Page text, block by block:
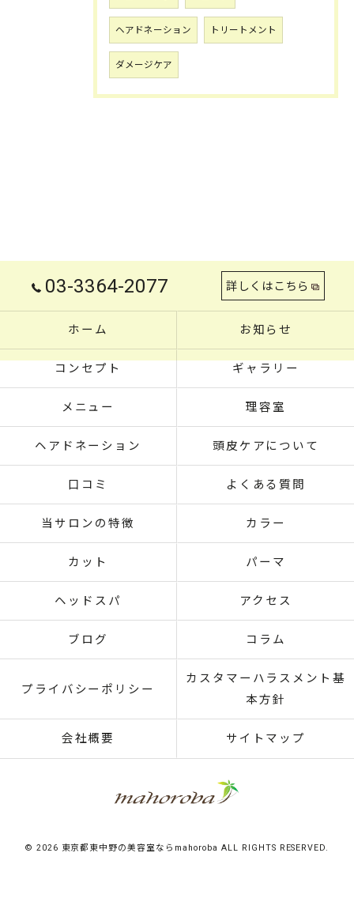
ヘアドネーション トリートメント
ダメージケア
03-3364-2077 詳しくはこちら
ホーム お知らせ
コンセプト ギャラリー
メニュー 理容室
ヘアドネーション 頭皮ケアについて
口コミ よくある質問
当サロンの特徴 カラー
カット パーマ
ヘッドスパ アクセス
ブログ コラム
プライバシーポリシー
カスタマーハラスメント基
本方針
会社概要 サイトマップ
© 2026 東京都東中野の美容室ならmahoroba ALL RIGHTS RESERVED.